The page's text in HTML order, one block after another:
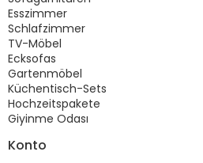
Esszimmer
Schlafzimmer
TV-Möbel
Ecksofas
Gartenmöbel
Küchentisch-Sets
Hochzeitspakete
Giyinme Odası
Konto